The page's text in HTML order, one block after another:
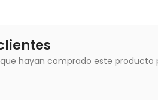
hayan comprado este